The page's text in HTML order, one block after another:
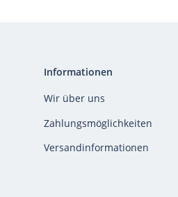
Informationen
Wir über uns
Zahlungsmöglichkeiten
Versandinformationen